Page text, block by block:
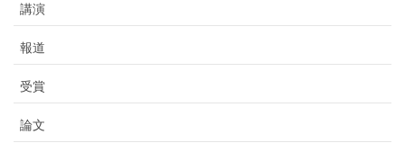
講演
報道
受賞
論文